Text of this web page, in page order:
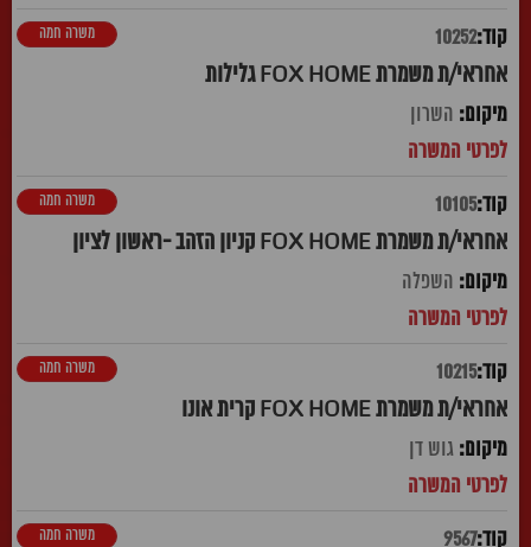
10252
אחראי/ת משמרת FOX HOME גלילות
משרה חמה
השרון
10105
אחראי/ת משמרת FOX HOME קניון הזהב -ראשון לציון
משרה חמה
השפלה
10215
אחראי/ת משמרת FOX HOME קרית אונו
משרה חמה
גוש דן
9567 משרה חמה